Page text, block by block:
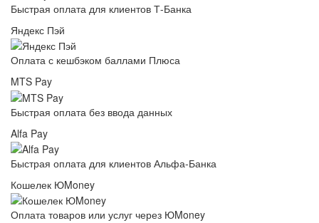
Быстрая оплата для клиентов Т-Банка
Яндекс Пэй
Оплата с кешбэком баллами Плюса
MTS Pay
Быстрая оплата без ввода данных
Alfa Pay
Быстрая оплата для клиентов Альфа-Банка
Кошелек ЮMoney
Оплата товаров или услуг через ЮMoney